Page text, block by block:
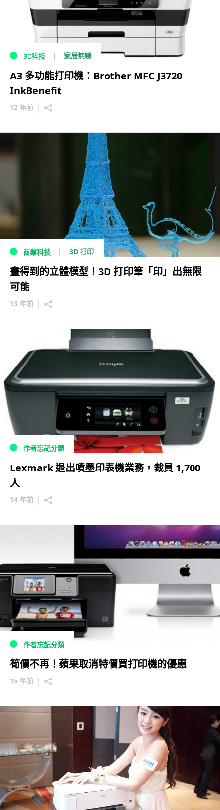
3C科技 家居無線
A3 多功能打印機：Brother MFC J3720
InkBenefit
12 年前
商業科技 3D 打印
畫得到的立體模型！3D 打印筆「印」出無限
可能
13 年前
作者忘記分類
Lexmark 退出噴墨印表機業務，裁員 1,700
人
14 年前
作者忘記分類
筍價不再！蘋果取消特價買打印機的優惠
15 年前